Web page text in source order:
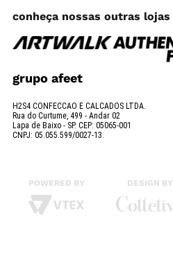
conheça nossas outras lojas
grupo afeet
H2S4 CONFECCAO E CALCADOS LTDA.
Rua do Curtume, 499 - Andar 02
Lapa de Baixo - SP. CEP: 05065-001
CNPJ: 05.055.599/0027-13.
POWERED BY DESIGN BY